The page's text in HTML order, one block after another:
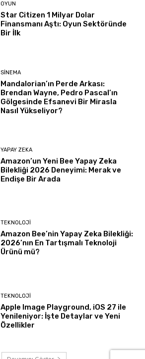
OYUN
Star Citizen 1 Milyar Dolar
Finansmanı Aştı: Oyun Sektöründe
Bir İlk
SINEMA
Mandalorian’ın Perde Arkası:
Brendan Wayne, Pedro Pascal’ın
Gölgesinde Efsanevi Bir Mirasla
Nasıl Yükseliyor?
YAPAY ZEKA
Amazon’un Yeni Bee Yapay Zeka
Bilekliği 2026 Deneyimi: Merak ve
Endişe Bir Arada
TEKNOLOJI
Amazon Bee’nin Yapay Zeka Bilekliği:
2026’nın En Tartışmalı Teknoloji
Ürünü mü?
TEKNOLOJI
Apple Image Playground, iOS 27 ile
Yenileniyor: İşte Detaylar ve Yeni
Özellikler